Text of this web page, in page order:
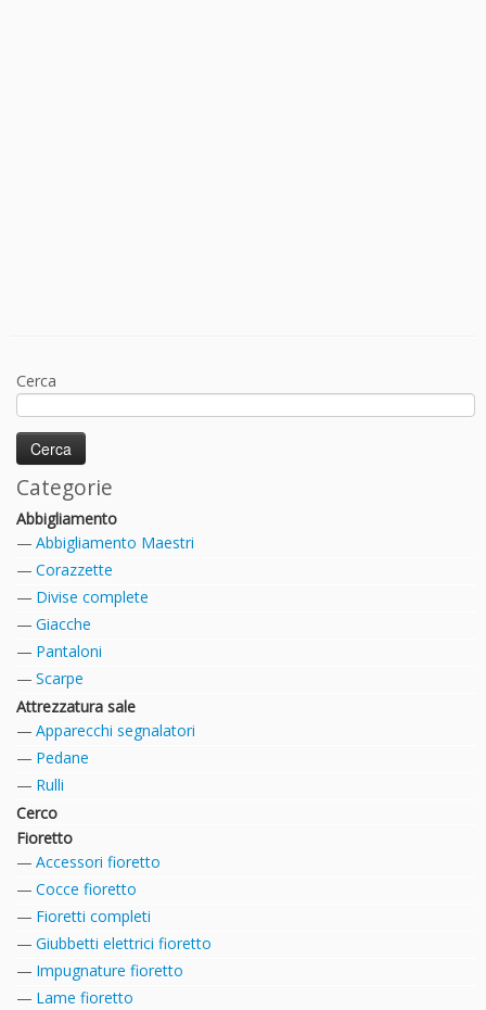
Cerca
Categorie
Abbigliamento
Abbigliamento Maestri
Corazzette
Divise complete
Giacche
Pantaloni
Scarpe
Attrezzatura sale
Apparecchi segnalatori
Pedane
Rulli
Cerco
Fioretto
Accessori fioretto
Cocce fioretto
Fioretti completi
Giubbetti elettrici fioretto
Impugnature fioretto
Lame fioretto